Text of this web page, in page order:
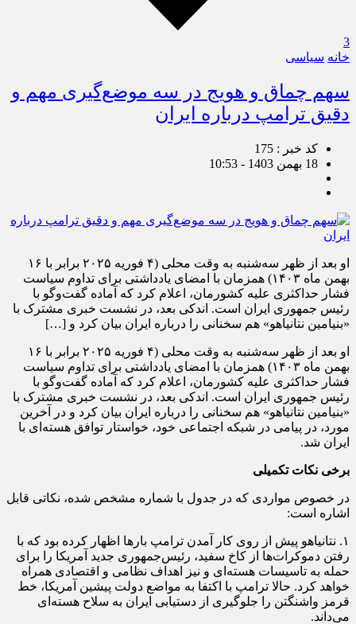
3
خانه سیاسی
سهم چماق و هویج در سه موضع‌گیری مهم و
دقیق ترامپ درباره ایران
کد خبر : 175
18 بهمن 1403 - 10:53
او بعد از ظهر سه‌شنبه به وقت محلی (۴ فوریه ۲۰۲۵ برابر با ۱۶
بهمن ماه ۱۴۰۳) همزمان با امضای یادداشتی برای تداوم سیاست
فشار حداکثری علیه کشورمان، اعلام کرد که آماده گفت‌وگو با
رئیس جمهوری ایران است. اندکی بعد، در نشست خبری مشترک با
«بنیامین نتانیاهو» هم سخنانی را درباره ایران بیان کرد و […]
او بعد از ظهر سه‌شنبه به وقت محلی (۴ فوریه ۲۰۲۵ برابر با ۱۶
بهمن ماه ۱۴۰۳) همزمان با امضای یادداشتی برای تداوم سیاست
فشار حداکثری علیه کشورمان، اعلام کرد که آماده گفت‌وگو با
رئیس جمهوری ایران است. اندکی بعد، در نشست خبری مشترک با
«بنیامین نتانیاهو» هم سخنانی را درباره ایران بیان کرد و در آخرین
مورد، در پیامی در شبکه اجتماعی خود، خواستار توافق هسته‌ای با
ایران شد.
برخی نکات تکمیلی
در خصوص مواردی که در جدول با شماره مشخص شده، نکاتی قابل
اشاره است:
۱. نتانیاهو پیش از روی کار آمدن ترامپ بارها اظهار کرده بود که با
رفتن دموکرات‌ها از کاخ سفید، رئیس‌جمهوری جدید آمریکا را برای
حمله به تاسیسات هسته‌ای و نیز اهداف نظامی و اقتصادی همراه
خواهد کرد. حالا ترامپ با اکتفا به مواضع دولت پیشین آمریکا، خط
قرمز واشنگتن را جلوگیری از دستیابی ایران به سلاح هسته‌ای
می‌داند.